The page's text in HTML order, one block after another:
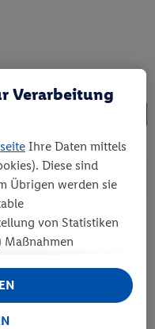
0.10*
0.12*
0.19*
Verarbeitung
Ihre Daten mittels
Diese sind
Übrigen werden sie
von Statistiken
Maßnahmen
Schutzniveau
nur den Einsatz
„Anpassen“